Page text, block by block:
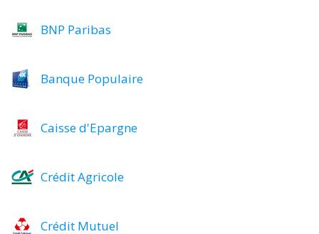
BNP Paribas
Banque Populaire
Caisse d'Epargne
Crédit Agricole
Crédit Mutuel